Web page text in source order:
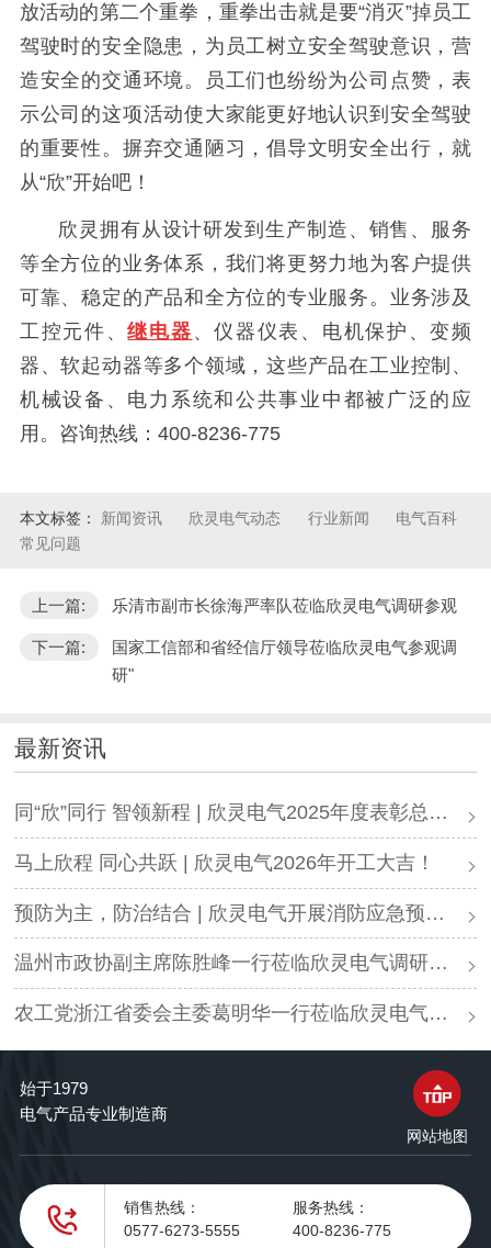
放活动的第二个重拳，重拳出击就是要“消灭”掉员工
驾驶时的安全隐患，为员工树立安全驾驶意识，营
造安全的交通环境。员工们也纷纷为公司点赞，表
示公司的这项活动使大家能更好地认识到安全驾驶
的重要性。摒弃交通陋习，倡导文明安全出行，就
从“欣”开始吧！
欣灵拥有从设计研发到生产制造、销售、服务
等全方位的业务体系，我们将更努力地为客户提供
可靠、稳定的产品和全方位的专业服务。业务涉及
工控元件、继电器 、仪器仪表、电机保护、变频
器、软起动器等多个领域，这些产品在工业控制、
机械设备、电力系统和公共事业中都被广泛的应
用。咨询热线：400-8236-775
本文标签： 新闻资讯 欣灵电气动态 行业新闻
电气百科
常见问题
上一篇: 乐清市副市长徐海严率队莅临欣灵电气调研参观
下一篇:
国家工信部和省经信厅领导莅临欣灵电气参观调
研"
最新资讯
同“欣”同行 智领新程 | 欣灵电气2025年度表彰总结大会暨新年酒会成功举办！
马上欣程 同心共跃 | 欣灵电气2026年开工大吉！
预防为主，防治结合 | 欣灵电气开展消防应急预案演练活动
温州市政协副主席陈胜峰一行莅临欣灵电气调研指导
农工党浙江省委会主委葛明华一行莅临欣灵电气考察调研
始于1979
电气产品专业制造商
网站地图
销售热线：
0577-6273-5555
服务热线：
400-8236-775